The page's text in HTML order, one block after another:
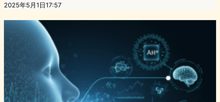
2025年5月1日17:57